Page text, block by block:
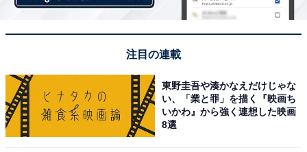
注目の連載
東野圭吾や湊かなえだけじゃな
い、「業と罪」を描く『映画ち
いかわ』から強く連想した映画
8選